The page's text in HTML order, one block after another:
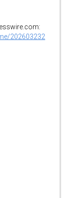
202603232